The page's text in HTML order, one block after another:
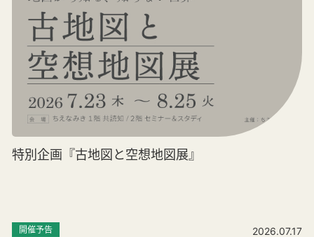
特別企画『古地図と空想地図展』
開催予告 2026.07.17